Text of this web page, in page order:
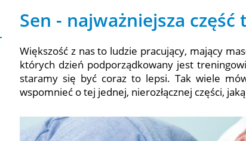
Sen - najważniejsza
Większość z nas to ludzie pracujący, mający
których dzień podporządkowany jest
staramy się być coraz to lepsi. Tak wiele
wspomnieć o tej jednej, nierozłącznej części,